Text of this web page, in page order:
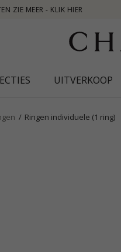
UITVERKOOP
Ringen individuele (1 ring)